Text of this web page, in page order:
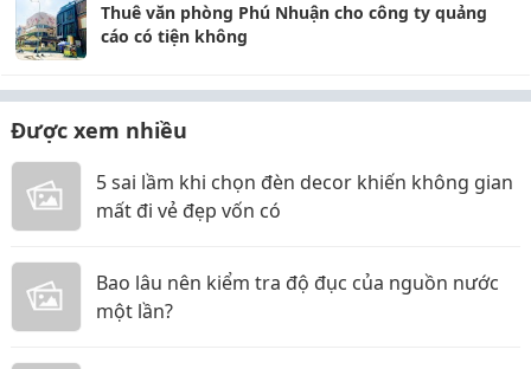
Thuê văn phòng Phú Nhuận cho công ty quảng
cáo có tiện không
Được xem nhiều
5 sai lầm khi chọn đèn decor khiến không gian
mất đi vẻ đẹp vốn có
Bao lâu nên kiểm tra độ đục của nguồn nước
một lần?